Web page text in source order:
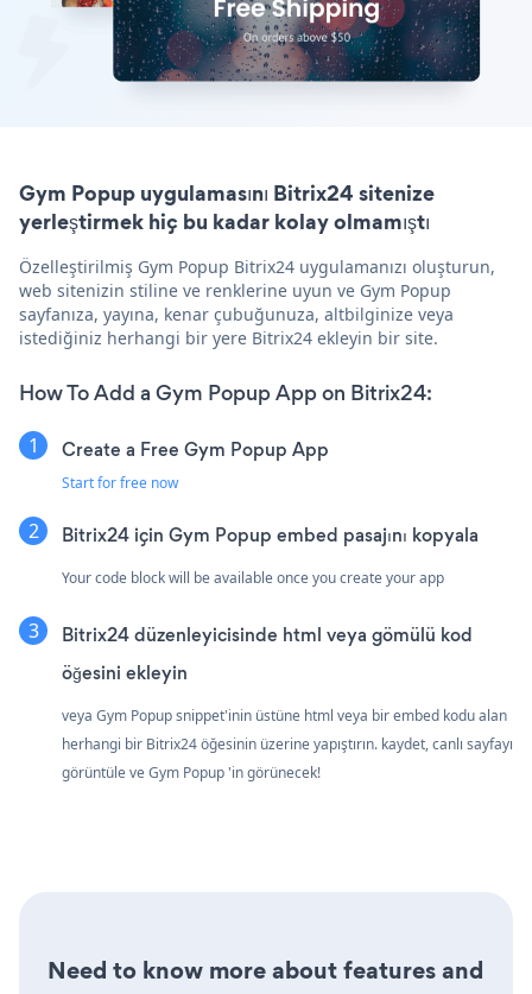
Gym Popup uygulamasını Bitrix24 sitenize
yerleştirmek hiç bu kadar kolay olmamıştı
Özelleştirilmiş Gym Popup Bitrix24 uygulamanızı oluşturun,
web sitenizin stiline ve renklerine uyun ve Gym Popup
sayfanıza, yayına, kenar çubuğunuza, altbilginize veya
istediğiniz herhangi bir yere Bitrix24 ekleyin bir site.
How To Add a Gym Popup App on Bitrix24:
Create a Free Gym Popup App
Start for free now
Bitrix24 için Gym Popup embed pasajını kopyala
Your code block will be available once you create your app
Bitrix24 düzenleyicisinde html veya gömülü kod
öğesini ekleyin
veya Gym Popup snippet'inin üstüne html veya bir embed kodu alan
herhangi bir Bitrix24 öğesinin üzerine yapıştırın. kaydet, canlı sayfayı
görüntüle ve Gym Popup 'in görünecek!
Need to know more about features and